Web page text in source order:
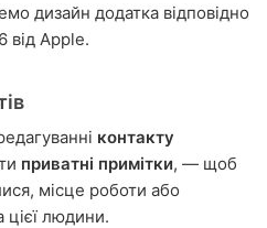
дизайн додатка відповідно
від Apple.
контакту
приватні примітки, — щоб
місце роботи або
людини.